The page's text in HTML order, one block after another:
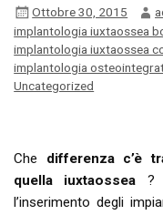
Ottobre 30, 2015
implantologia iuxtaossea
implantologia iuxtaossea
implantologia
Uncategorized
Che differenza c’è
quella iuxtaossea ?
l’inserimento degli